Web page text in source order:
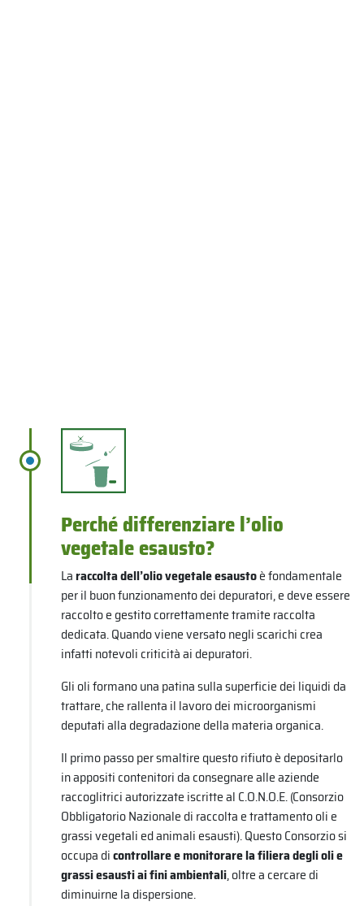
Perché differenziare l’olio
vegetale esausto?
Laraccolta dell’olio vegetale esaustoè fondamentale
per il buon funzionamento dei depuratori, e deve essere
raccolto e gestito correttamente tramite raccolta
dedicata. Quando viene versato negli scarichi crea
infatti notevoli criticità ai depuratori.
Gli oli formano una patina sulla superficie dei liquidi da
trattare, che rallenta il lavoro dei microorganismi
deputati alla degradazione della materia organica.
Il primo passo per smaltire questo rifiuto è depositarlo
in appositi contenitori da consegnare alle aziende
raccoglitrici autorizzate iscritte al C.O.N.O.E. (Consorzio
Obbligatorio Nazionale di raccolta e trattamento oli e
grassi vegetali ed animali esausti). Questo Consorzio si
occupa dicontrollare e monitorare la filiera degli oli e
grassi esausti ai fini ambientali, oltre a cercare di
diminuirne la dispersione.